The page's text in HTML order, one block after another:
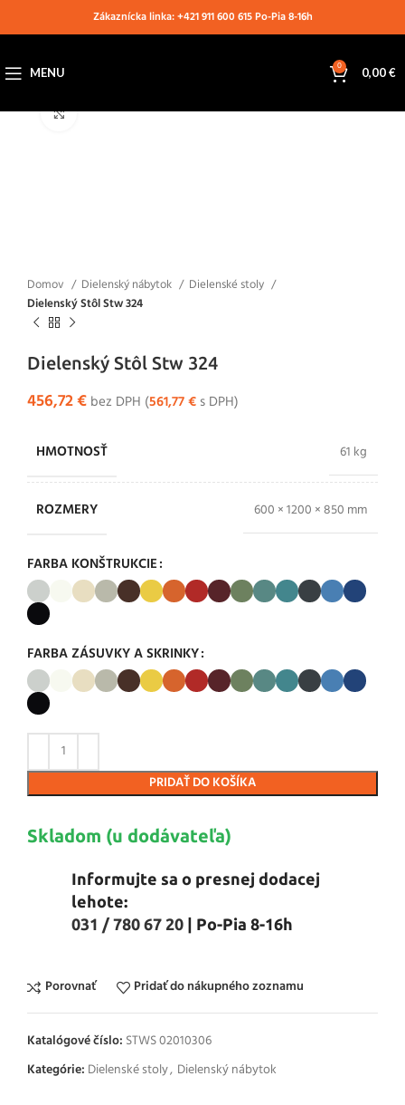
Zákaznícka linka: +421 911 600 615 Po-Pia 8-16h
MENU 0 0,00€
Klikni pre zväčšenie
Domov Dielenský nábytok
Dielenské stoly
Dielenský Stôl Stw 324
Dielenský Stôl Stw 324
456,72€ bez DPH (561,77€ s DPH)
HMOTNOSŤ 61 kg
ROZMERY 600 × 1200 × 850 mm
FARBA KONŠTRUKCIE
FARBA ZÁSUVKY A SKRINKY
PRIDAŤ DO KOŠÍKA
Skladom (u dodávateľa)
Informujte sa o presnej dodacej
lehote:
031 / 780 67 20 | Po-Pia 8-16h
Porovnať Pridať do nákupného zoznamu
Katalógové číslo: STWS 02010306
Kategórie: Dielenské stoly, Dielenský nábytok